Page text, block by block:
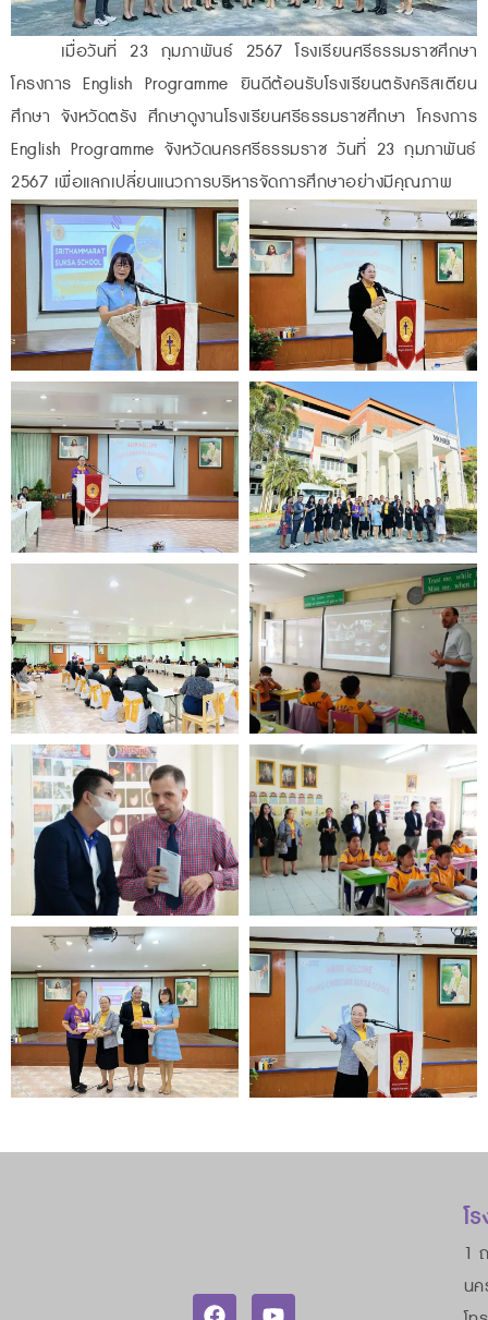
เมื่อวันที่ 23 กุมภาพันธ์ 2567 โรงเรียนศรีธรรมราชศึกษา
โครงการ English Programme ยินดีต้อนรับโรงเรียนตรังคริสเตียน
ศึกษา จังหวัดตรัง ศึกษาดูงานโรงเรียนศรีธรรมราชศึกษา โครงการ
English Programme จังหวัดนครศรีธรรมราช วันที่ 23 กุมภาพันธ์
2567 เพื่อแลกเปลี่ยนแนวการบริหารจัดการศึกษาอย่างมีคุณภาพ
โ
1
น